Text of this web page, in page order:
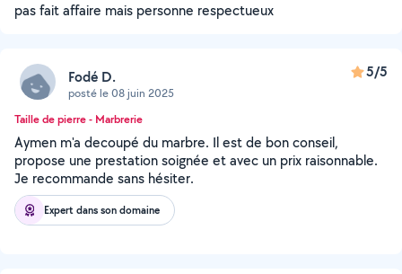
pas fait affaire mais personne respectueux
Fodé D.
posté le 08 juin 2025
5/5
Taille de pierre - Marbrerie
Aymen m'a decoupé du marbre. Il est de bon conseil,
propose une prestation soignée et avec un prix raisonnable.
Je recommande sans hésiter.
Expert dans son domaine